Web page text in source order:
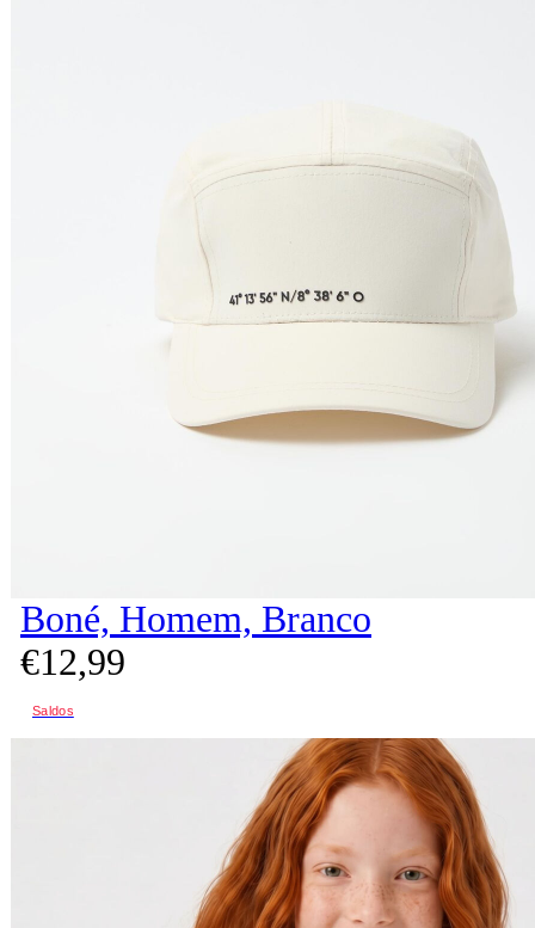
Boné, Homem, Branco
€12,99
Saldos